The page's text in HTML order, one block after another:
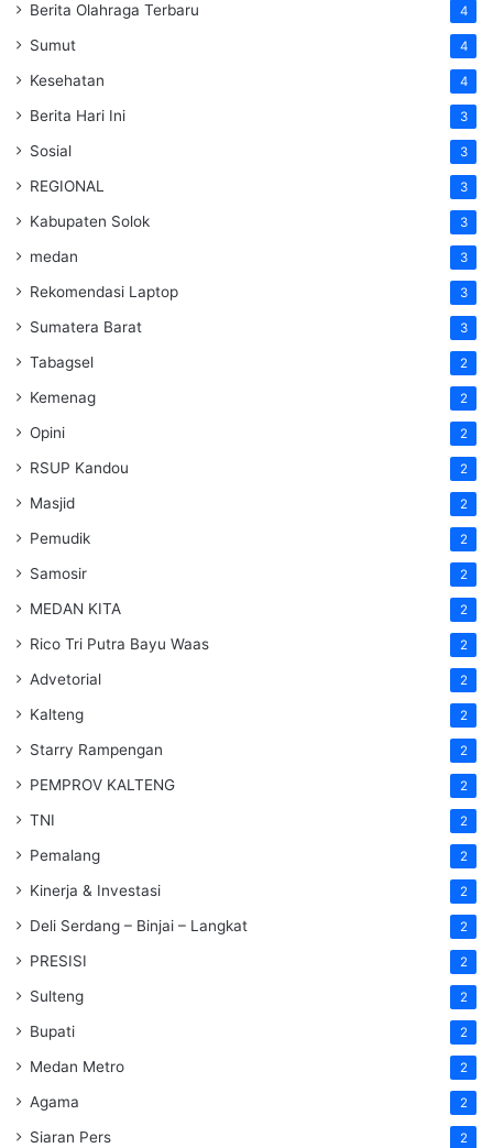
Berita Olahraga Terbaru 4
Sumut 4
Kesehatan 4
Berita Hari Ini 3
Sosial 3
REGIONAL 3
Kabupaten Solok 3
medan 3
Rekomendasi Laptop 3
Sumatera Barat 3
Tabagsel 2
Kemenag 2
Opini 2
RSUP Kandou 2
Masjid 2
Pemudik 2
Samosir 2
MEDAN KITA 2
Rico Tri Putra Bayu Waas 2
Advetorial 2
Kalteng 2
Starry Rampengan 2
PEMPROV KALTENG 2
TNI 2
Pemalang 2
Kinerja & Investasi 2
Deli Serdang – Binjai – Langkat 2
PRESISI 2
Sulteng 2
Bupati 2
Medan Metro 2
Agama 2
Siaran Pers 2